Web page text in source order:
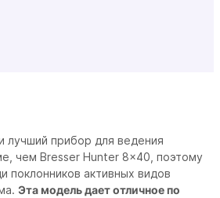
лучший прибор для ведения
чем Bresser Hunter 8x40, поэтому
поклонников активных видов
Эта модель дает отличное по